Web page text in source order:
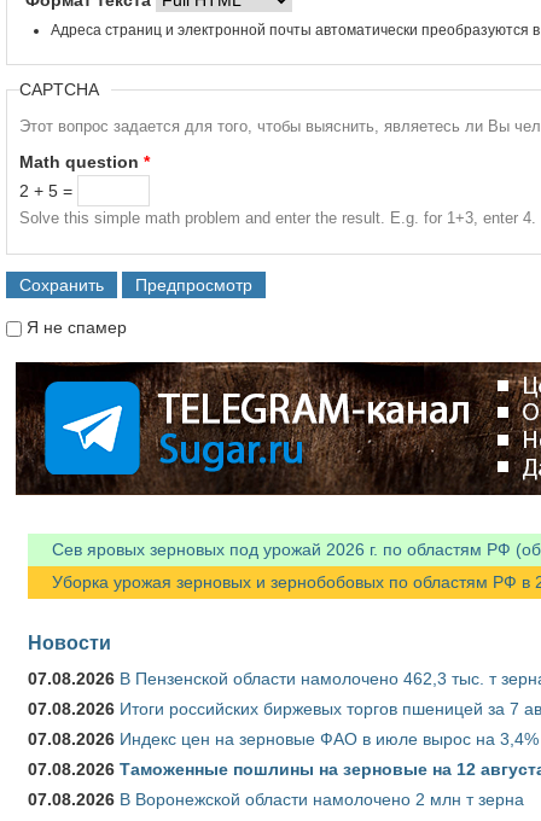
Адреса страниц и электронной почты автоматически преобразуются
CAPTCHA
Этот вопрос задается для того, чтобы выяснить, являетесь ли Вы
Math question *
2 + 5 =
Solve this simple math problem and enter the result. E.g. for 1+3, enter 4.
Я не спамер
Сев яровых зерновых под урожай 2026 г. по областям РФ
Уборка урожая зерновых и зернобобовых по областям РФ в
Новости
07.08.2026 В Пензенской области намолочено 462,3 тыс. т
07.08.2026 Итоги российских биржевых торгов пшеницей за 7
07.08.2026 Индекс цен на зерновые ФАО в июле вырос на 3,4%
07.08.2026 Таможенные пошлины на зерновые на 12
07.08.2026 В Воронежской области намолочено 2 млн т зерна